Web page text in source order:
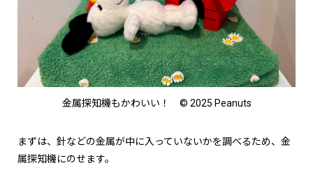
金属探知機もかわいい！ © 2025 Peanuts
まずは、針などの金属が中に入っていないかを調べるため、金
属探知機にのせます。